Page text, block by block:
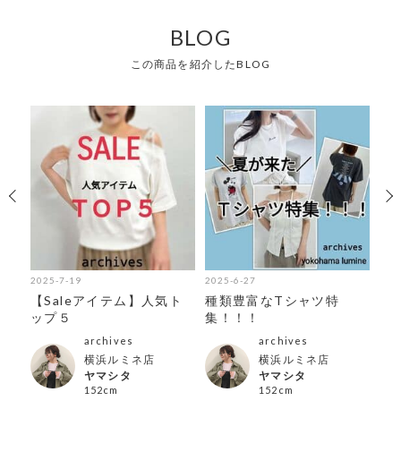
BLOG
この商品を紹介したBLOG
2025-7-19
【Saleアイテム】人気ト
ップ５
archives
横浜ルミネ店
ヤマシタ
152cm
2025-6-27
種類豊富なTシャツ特
集！！！
archives
横浜ルミネ店
ヤマシタ
152cm